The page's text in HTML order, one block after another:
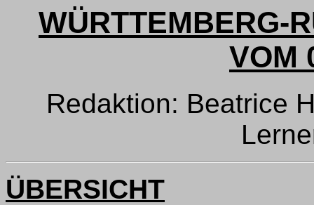
WÜRTTEMBERG-
VOM
Redaktion: Beatrice
ÜBERSICHT